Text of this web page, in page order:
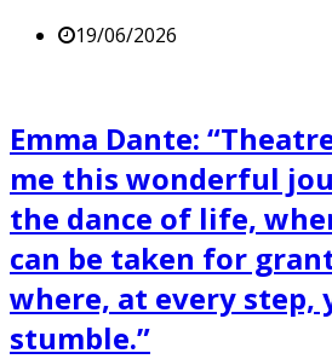
19/06/2026
Emma Dante:
me this wonderful
the dance of life,
can be taken for
where, at every step,
stumble.”